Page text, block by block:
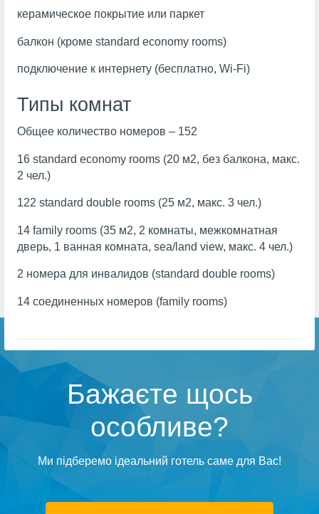
керамическое покрытие или паркет
балкон (кроме standard economy rooms)
подключение к интернету (бесплатно, Wi-Fi)
Типы комнат
Общее количество номеров – 152
16 standard economy rooms (20 м2, без балкона, макс.
2 чел.)
122 standard double rooms (25 м2, макс. 3 чел.)
14 family rooms (35 м2, 2 комнаты, межкомнатная
дверь, 1 ванная комната, sea/land view, макс. 4 чел.)
2 номера для инвалидов (standard double rooms)
14 cоединенных номеров (family rooms)
Бажаєте щось
особливе?
Ми підберемо ідеальний готель саме для Вас!